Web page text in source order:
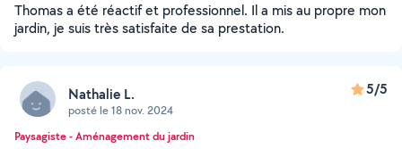
Thomas a été réactif et professionnel. Il a mis au propre mon
jardin, je suis très satisfaite de sa prestation.
Nathalie L.
posté le 18 nov. 2024
5/5
Paysagiste - Aménagement du jardin